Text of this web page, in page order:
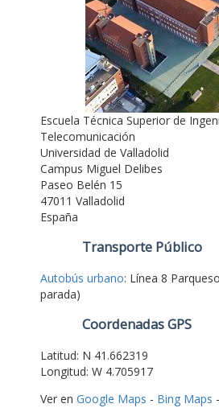
Escuela Técnica Superior de
Telecomunicación
Universidad de Valladolid
Campus Miguel Delibes
Paseo Belén 15
47011 Valladolid
España
Transporte Público
Autobús urbano: Línea 8
parada)
Coordenadas GPS
Latitud: N 41.662319
Longitud: W 4.705917
Ver en Google Maps - Bing Maps -